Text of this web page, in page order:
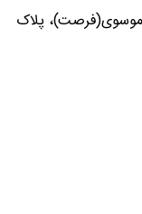
موسوی(فرصت)، پلاک